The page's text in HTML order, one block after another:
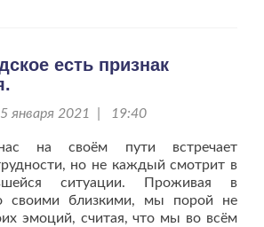
есть признак
января 2021 | 19:40
на своём пути встречает
но не каждый смотрит в
ситуации. Проживая в
своими близкими, мы порой не
эмоций, считая, что мы во всём